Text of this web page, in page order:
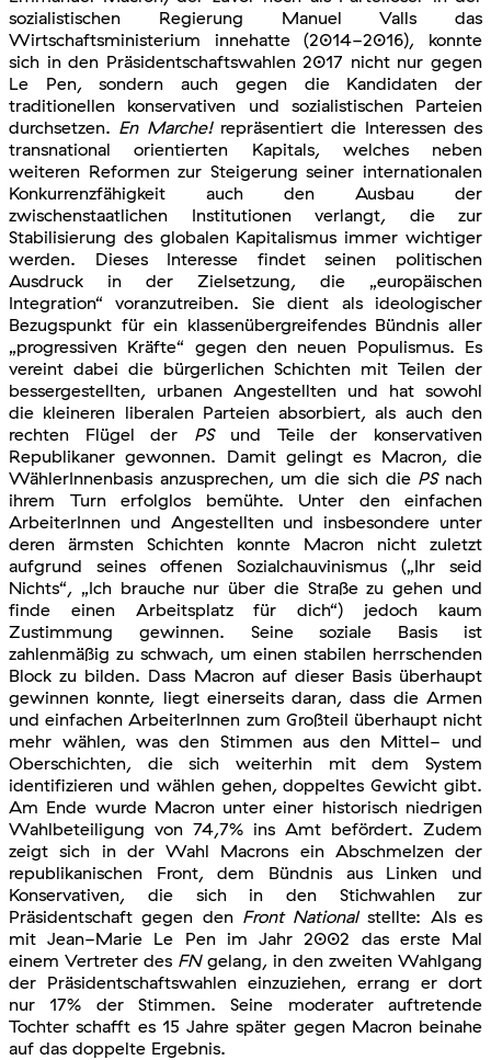
sozialistischen Regierung Manuel Valls das
Wirtschaftsministerium innehatte (2014-2016), konnte
sich in den Präsidentschaftswahlen 2017 nicht nur gegen
Le Pen, sondern auch gegen die Kandidaten der
traditionellen konservativen und sozialistischen Parteien
durchsetzen. En Marche! repräsentiert die Interessen des
transnational orientierten Kapitals, welches neben
weiteren Reformen zur Steigerung seiner internationalen
Konkurrenzfähigkeit auch den Ausbau der
zwischenstaatlichen Institutionen verlangt, die zur
Stabilisierung des globalen Kapitalismus immer wichtiger
werden. Dieses Interesse findet seinen politischen
Ausdruck in der Zielsetzung, die „europäischen
Integration“ voranzutreiben. Sie dient als ideologischer
Bezugspunkt für ein klassenübergreifendes Bündnis aller
„progressiven Kräfte“ gegen den neuen Populismus. Es
vereint dabei die bürgerlichen Schichten mit Teilen der
bessergestellten, urbanen Angestellten und hat sowohl
die kleineren liberalen Parteien absorbiert, als auch den
rechten Flügel der PSund Teile der konservativen
Republikaner gewonnen. Damit gelingt es Macron, die
WählerInnenbasis anzusprechen, um die sich die PSnach
ihrem Turn erfolglos bemühte. Unter den einfachen
ArbeiterInnen und Angestellten und insbesondere unter
deren ärmsten Schichten konnte Macron nicht zuletzt
aufgrund seines offenen Sozialchauvinismus („Ihr seid
Nichts“, „Ich brauche nur über die Straße zu gehen und
finde einen Arbeitsplatz für dich“) jedoch kaum
Zustimmung gewinnen. Seine soziale Basis ist
zahlenmäßig zu schwach, um einen stabilen herrschenden
Block zu bilden. Dass Macron auf dieser Basis überhaupt
gewinnen konnte, liegt einerseits daran, dass die Armen
und einfachen ArbeiterInnen zum Großteil überhaupt nicht
mehr wählen, was den Stimmen aus den Mittel- und
Oberschichten, die sich weiterhin mit dem System
identifizieren und wählen gehen, doppeltes Gewicht gibt.
Am Ende wurde Macron unter einer historisch niedrigen
Wahlbeteiligung von 74,7% ins Amt befördert. Zudem
zeigt sich in der Wahl Macrons ein Abschmelzen der
republikanischen Front, dem Bündnis aus Linken und
Konservativen, die sich in den Stichwahlen zur
Präsidentschaft gegen den Front Nationalstellte: Als es
mit Jean-Marie Le Pen im Jahr 2002 das erste Mal
einem Vertreter des FNgelang, in den zweiten Wahlgang
der Präsidentschaftswahlen einzuziehen, errang er dort
nur 17% der Stimmen. Seine moderater auftretende
Tochter schafft es 15 Jahre später gegen Macron beinahe
auf das doppelte Ergebnis.